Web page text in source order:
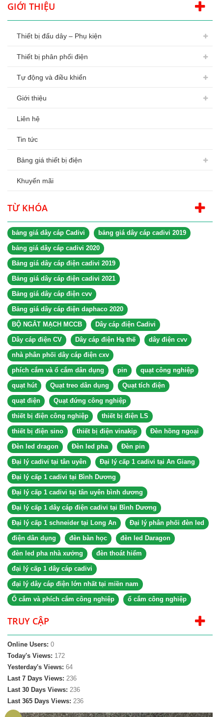
GIỚI THIỆU
Thiết bị đấu dây – Phụ kiện
Thiết bị phân phối điện
Tự động và điều khiển
Giới thiệu
Liên hệ
Tin tức
Bảng giá thiết bị điện
Khuyến mãi
TỪ KHÓA
bảng giá dây cáp Cadivi bảng giá dây cáp cadivi 2019
bảng giá dây cáp cadivi 2020
Bảng giá dây cáp điện cadivi 2019
Bảng giá dây cáp điện cadivi 2021
Bảng giá dây cáp điện cvv
Bảng giá dây cáp điện daphaco 2020
BỘ NGẮT MẠCH MCCB Dây cáp điện Cadivi
Dây cáp điện CV Dây cáp điện Hạ thế dây điện cvv
nhà phân phối dây cáp điện cxv
phích cắm và ổ cắm dân dụng pin quạt công nghiệp
quạt hút Quạt treo dân dụng Quạt tích điện
quạt điện Quạt đứng công nghiệp
thiết bị điện công nghiệp thiết bị điện LS
thiết bị điện sino thiết bị điện vinakip Đèn hồng ngoại
Đèn led dragon Đèn led pha Đèn pin
Đại lý cadivi tại tân uyên Đại lý cấp 1 cadivi tại An Giang
Đại lý cấp 1 cadivi tại Bình Dương
Đại lý cấp 1 cadivi tại tân uyên bình dương
Đại lý cấp 1 dây cáp điện cadivi tại Bình Dương
Đại lý cấp 1 schneider tại Long An Đại lý phân phối đèn led
điện dân dụng đèn bàn học đèn led Daragon
đèn led pha nhà xưởng đèn thoát hiểm
đại lý cấp 1 dây cáp cadivi
đại lý dây cáp điện lớn nhất tại miền nam
Ổ cắm và phích cắm công nghiệp ổ cắm công nghiệp
TRUY CẬP
Online Users: 0
Today's Views: 172
Yesterday's Views: 64
Last 7 Days Views: 236
Last 30 Days Views: 236
Last 365 Days Views: 236